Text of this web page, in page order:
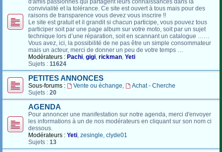
d'amis passionnés qui partagent leurs connaissances dans la
convivialité et la tolérance. Ce site est ouvert à tous mais pour des
raisons de transparence vous devez vous inscrire !!
Le site est gratuit et il grandit si chacun participe, vous pouvez tous
participer soit par une page album sur votre moto, soit par un sujet
technique lors d’une réparation, soit en scannant un catalogue ……
Vous avez, ici, la possibilité de ne pas être un simple consommateur
mais un acteur, merci de donner un peu de votre temps …
Modérateurs : Pachi, gigi, rickman, Yeti
Sujets : 11624
PETITES ANNONCES
Sous-forums : Vente ou échange,
Achat - Cherche
Sujets : 20
AGENDA
Pour annoncer une manifestation sur notre agenda, merci d'envoyer
les informations à un de nos modérateurs en cliquant sur son nom ci
dessous.
Modérateurs : Yeti, zesingle, clyde01
Sujets : 13